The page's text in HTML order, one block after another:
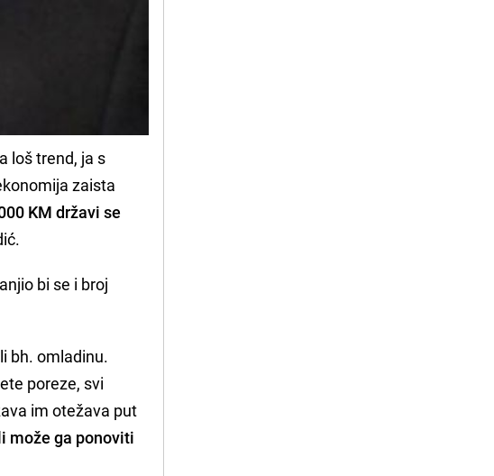
loš trend, ja s
zaista
KM državi se
bi se i broj
bh. omladinu.
poreze, svi
im otežava put
može ga ponoviti